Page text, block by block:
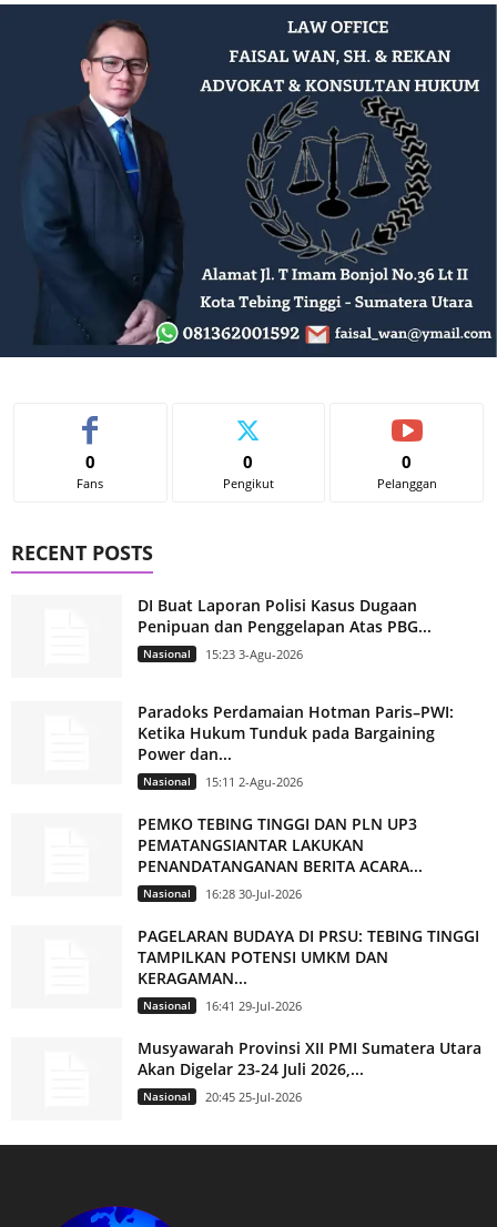
0
Fans
0
Pengikut
0
Pelanggan
RECENT POSTS
DI Buat Laporan Polisi Kasus Dugaan
Penipuan dan Penggelapan Atas PBG...
Nasional 15:23 3-Agu-2026
Paradoks Perdamaian Hotman Paris–PWI:
Ketika Hukum Tunduk pada Bargaining
Power dan...
Nasional 15:11 2-Agu-2026
PEMKO TEBING TINGGI DAN PLN UP3
PEMATANGSIANTAR LAKUKAN
PENANDATANGANAN BERITA ACARA...
Nasional 16:28 30-Jul-2026
PAGELARAN BUDAYA DI PRSU: TEBING TINGGI
TAMPILKAN POTENSI UMKM DAN
KERAGAMAN...
Nasional 16:41 29-Jul-2026
Musyawarah Provinsi XII PMI Sumatera Utara
Akan Digelar 23-24 Juli 2026,...
Nasional 20:45 25-Jul-2026